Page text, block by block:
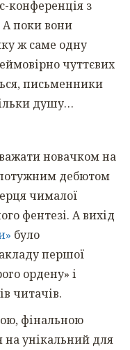
конференція з
А поки вони
ж саме одну
чуттєвих
письменники
душу…
новачком на
потужним дебютом
чималої
фентезі. А вихід
було
першої
ордену» і
читачів.
фінальною
на унікальний для